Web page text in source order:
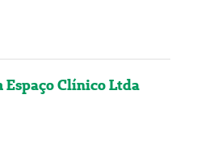
Clínico Ltda